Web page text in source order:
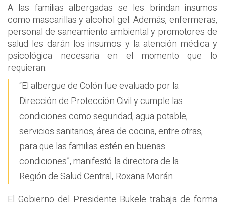
A las familias albergadas se les brindan insumos
como mascarillas y alcohol gel. Además, enfermeras,
personal de saneamiento ambiental y promotores de
salud les darán los insumos y la atención médica y
psicológica necesaria en el momento que lo
requieran.
“El albergue de Colón fue evaluado por la
Dirección de Protección Civil y cumple las
condiciones como seguridad, agua potable,
servicios sanitarios, área de cocina, entre otras,
para que las familias estén en buenas
condiciones”, manifestó la directora de la
Región de Salud Central, Roxana Morán.
El Gobierno del Presidente Bukele trabaja de forma